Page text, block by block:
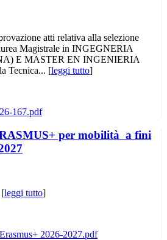
atti relativa alla selezione
Magistrale in INGEGNERIA
E MASTER EN INGENIERIA
Tecnica... [leggi tutto]
per mobilità a fini
[leggi tutto]